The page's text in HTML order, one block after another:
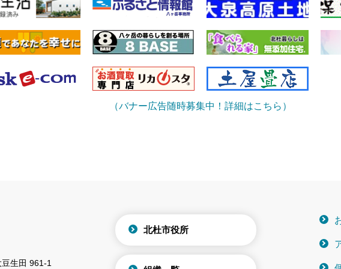
（バナー広告随時募集中！詳細はこちら）
生田 961-1
北杜市役所